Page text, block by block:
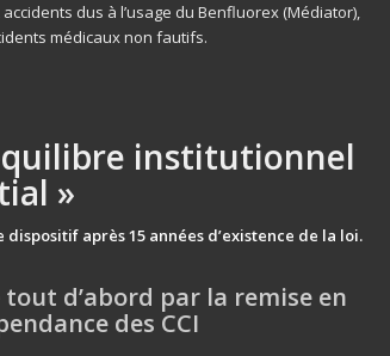
dus à l’usage du Benfluorex (Médiator),
médicaux non fautifs.
institutionnel
»
dispositif après 15 années d’existence de la loi.
d’abord par la remise en
des CCI